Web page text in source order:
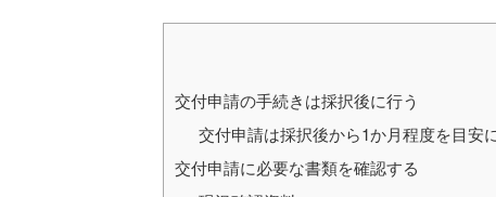
交付申請の手続きは採択後に行う
交付申請は採択後から1か月程度を目安
交付申請に必要な書類を確認する